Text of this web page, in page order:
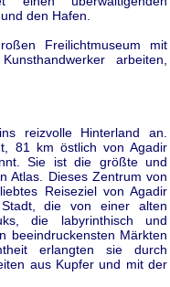
den Hafen.
Freilichtmuseum mit
arbeiten,
reizvolle Hinterland an.
81 km östlich von Agadir
Sie ist die größte und
Atlas. Dieses Zentrum von
Reiseziel von Agadir
die von einer alten
die labyrinthisch und
beeindruckensten Märkten
erlangten sie durch
aus Kupfer und mit der